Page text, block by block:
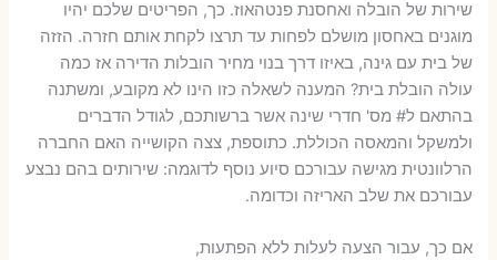
שירות של הובלה ואחסנת פנטהאוז. כך, הפריטים שלכם יהיו
מוגנים באחסון מושלם לפחות עד תרצו לקחת אותם חזרה. הזזה
של בית עם גינה, באיזו דרך בנוי מחיר הובלות הדירה אז כמה
עולה הובלת בית? המענה לשאלה כזו הינו לא מקובע, ומשתנה
בהתאם ל# מס' חדרי שינה אשר ברשותכם, לגודל הדברים
ולמשקל והמאסה הכוללת. כתוספת, צצה הקושייה האם החברה
הרלוונטית מגישה עבורכם סיוע נוסף לדוגמה: שירותים בהם נבצע
עבורכם את שלב האריזה וכדומה.
אם כך, עבור הצעה לעלות ללא הפתעות,